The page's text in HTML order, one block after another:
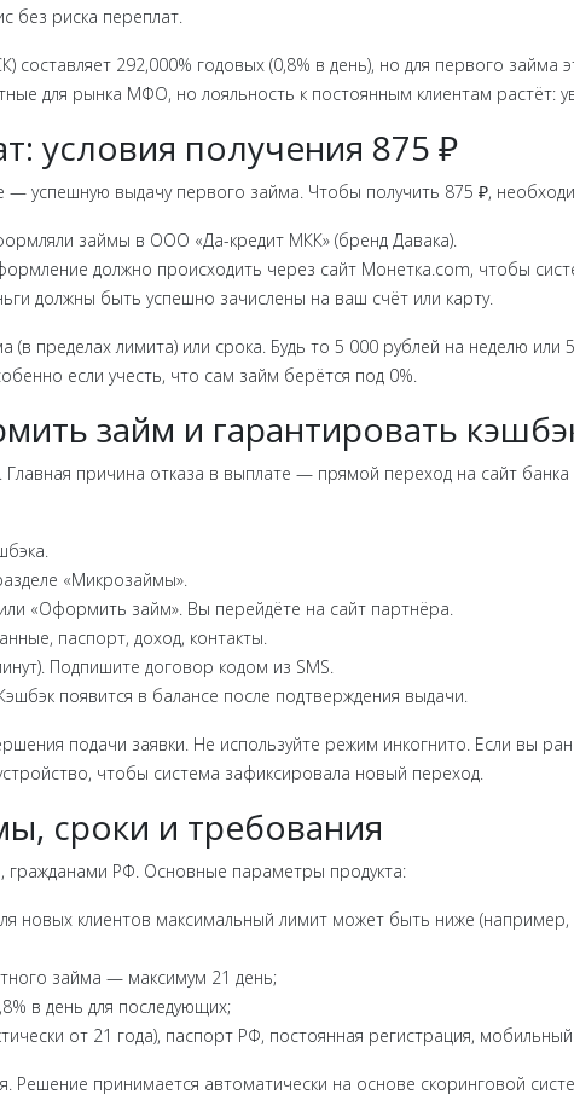
без риска переплат.
составляет 292,000% годовых (0,8% в день), но для первого займа
для рынка МФО, но лояльность к постоянным клиентам растёт:
условия получения 875 ₽
— успешную выдачу первого займа. Чтобы получить 875 ₽,
займы в ООО «Да-кредит МКК» (бренд Давака).
должно происходить через сайт Монетка.com, чтобы
должны быть успешно зачислены на ваш счёт или карту.
(в пределах лимита) или срока. Будь то 5 000 рублей на неделю
если учесть, что сам займ берётся под 0%.
займ и гарантировать
Главная причина отказа в выплате — прямой переход на сайт
«Микрозаймы».
«Оформить займ». Вы перейдёте на сайт партнёра.
паспорт, доход, контакты.
Подпишите договор кодом из SMS.
появится в балансе после подтверждения выдачи.
подачи заявки. Не используйте режим инкогнито. Если вы
чтобы система зафиксировала новый переход.
сроки и требования
гражданами РФ. Основные параметры продукта:
новых клиентов максимальный лимит может быть ниже (например,
займа — максимум 21 день;
в день для последующих;
от 21 года), паспорт РФ, постоянная регистрация,
Решение принимается автоматически на основе скоринговой